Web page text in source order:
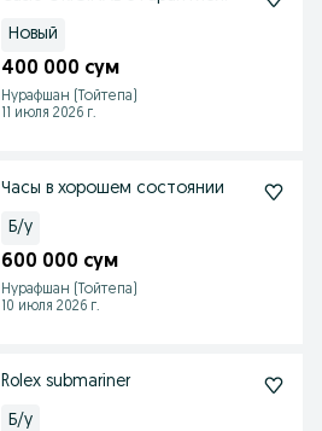
Новый
400 000 сум
Нурафшан (Тойтепа)
11 июля 2026 г.
Часы в хорошем состоянии
Б/у
600 000 сум
Нурафшан (Тойтепа)
10 июля 2026 г.
Rolex submariner
Б/у